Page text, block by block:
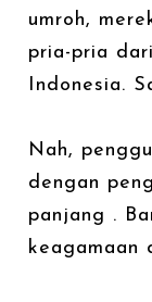
umroh,
pria-pria
Indonesia.
Nah,
dengan
panjang .
keagamaan